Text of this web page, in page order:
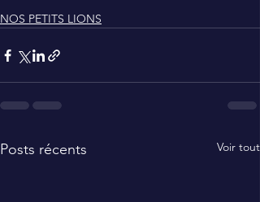
NOS PETITS LIONS
Posts récents Voir tout